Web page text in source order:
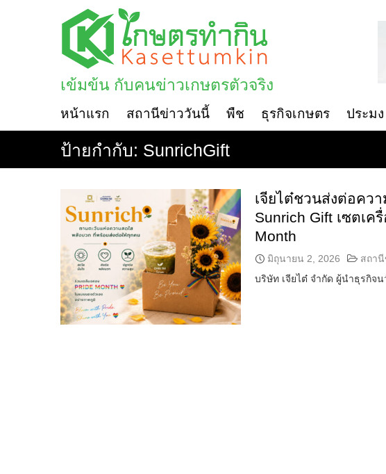
เข้มข้น กับคนข่าวเกษตรตัวจริง
หน้าแรก สถานีข่าววันนี้ พืช ธุรกิจเกษตร ประมง
ป้ายกำกับ: SunrichGift
เจียไต๋ชวนส่งต่อควา
Sunrich Gift เซตเ
Month
มิถุนายน 2, 2026 สถา
บริษัท เจียไต๋ จำกัด ผู้นำธุรกิจ